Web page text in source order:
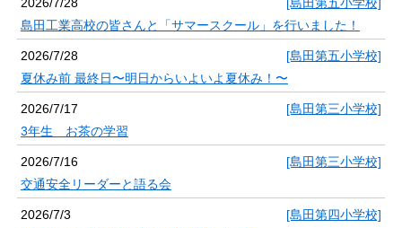
島田工業高校の皆さんと「サマースクール」を行いました！
2026/7/28
[島田第五小学校]
夏休み前 最終日〜明日からいよいよ夏休み！〜
2026/7/17
[島田第三小学校]
3年生 お茶の学習
2026/7/16
[島田第三小学校]
交通安全リーダーと語る会
2026/7/3
[島田第四小学校]